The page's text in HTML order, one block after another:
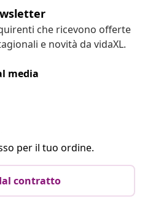
che ricevono offerte
e novità da vidaXL.
media
per il tuo ordine.
contratto